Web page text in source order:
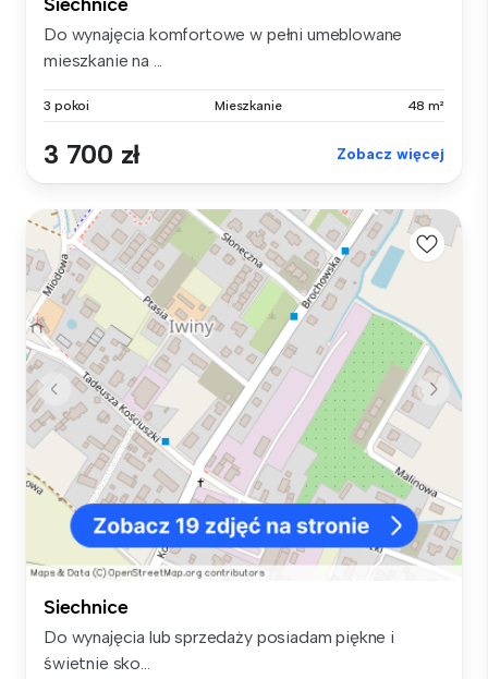
Siechnice
Do wynajęcia komfortowe w pełni umeblowane
mieszkanie na ...
3 pokoi Mieszkanie 48 m²
3 700 zł Zobacz więcej
Siechnice
Do wynajęcia lub sprzedaży posiadam piękne i
świetnie sko...